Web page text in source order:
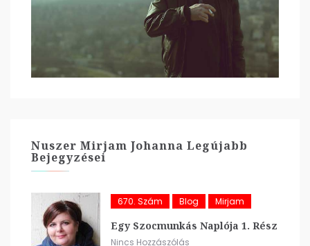
Nuszer Mirjam Johanna Legújabb
Bejegyzései
670. Szám Blog Mirjam
Egy Szocmunkás Naplója 1. Rész
Nincs Hozzászólás